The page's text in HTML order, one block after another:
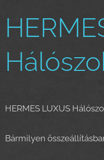
HERMES LUXUS
Bármilyen